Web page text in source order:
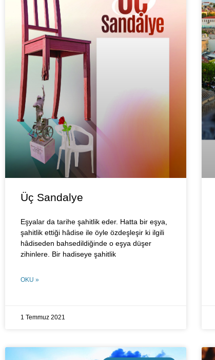
Üç Sandalye
Eşyalar da tarihe şahitlik eder. Hatta bir eşya,
şahitlik ettiği hâdise ile öyle özdeşleşir ki ilgili
hâdiseden bahsedildiğinde o eşya düşer
zihinlere. Bir hadiseye şahitlik
OKU »
1 Temmuz 2021